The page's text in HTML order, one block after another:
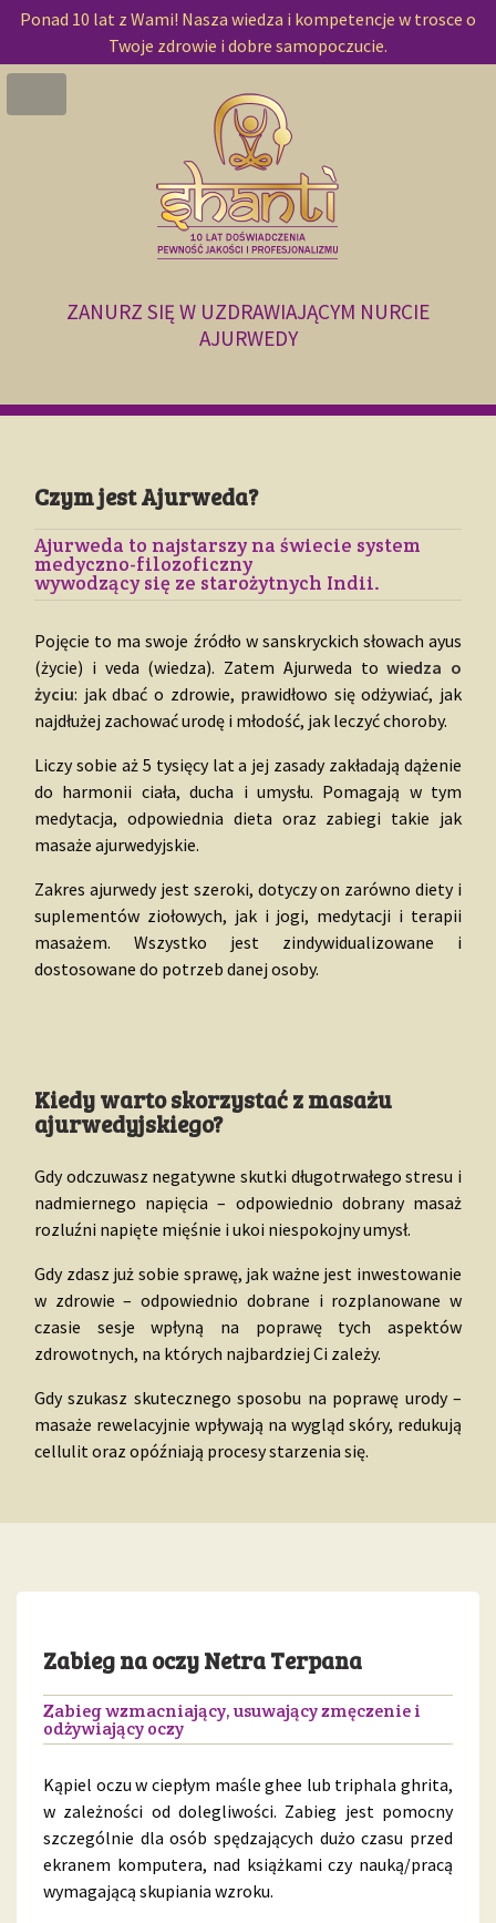
Ponad 10 lat z Wami! Nasza wiedza i kompetencje w trosce o
Twoje zdrowie i dobre samopoczucie.
ZANURZ SIĘ W UZDRAWIAJĄCYM NURCIE
AJURWEDY
Czym jest Ajurweda?
Ajurweda to najstarszy na świecie system
medyczno-filozoficzny
wywodzący się ze starożytnych Indii.
Pojęcie to ma swoje źródło w sanskryckich słowach ayus
(życie) i veda (wiedza). Zatem Ajurweda towiedza o
życiu: jak dbać o zdrowie, prawidłowo się odżywiać, jak
najdłużej zachować urodę i młodość, jak leczyć choroby.
Liczy sobie aż 5 tysięcy lat a jej zasady zakładają dążenie
do harmonii ciała, ducha i umysłu. Pomagają w tym
medytacja, odpowiednia dieta oraz zabiegi takie jak
masaże ajurwedyjskie.
Zakres ajurwedy jest szeroki, dotyczy on zarówno diety i
suplementów ziołowych, jak i jogi, medytacji i terapii
masażem. Wszystko jest zindywidualizowane i
dostosowane do potrzeb danej osoby.
Kiedy warto skorzystać z masażu
ajurwedyjskiego?
Gdy odczuwasz negatywne skutki długotrwałego stresu i
nadmiernego napięcia – odpowiednio dobrany masaż
rozluźni napięte mięśnie i ukoi niespokojny umysł.
Gdy zdasz już sobie sprawę, jak ważne jest inwestowanie
w zdrowie – odpowiednio dobrane i rozplanowane w
czasie sesje wpłyną na poprawę tych aspektów
zdrowotnych, na których najbardziej Ci zależy.
Gdy szukasz skutecznego sposobu na poprawę urody –
masaże rewelacyjnie wpływają na wygląd skóry, redukują
cellulit oraz opóźniają procesy starzenia się.
Zabieg na oczy Netra Terpana
Zabieg wzmacniający, usuwający zmęczenie i
odżywiający oczy
Kąpiel oczu w ciepłym maśle ghee lub triphala ghrita,
w zależności od dolegliwości. Zabieg jest pomocny
szczególnie dla osób spędzających dużo czasu przed
ekranem komputera, nad książkami czy nauką/pracą
wymagającą skupiania wzroku.